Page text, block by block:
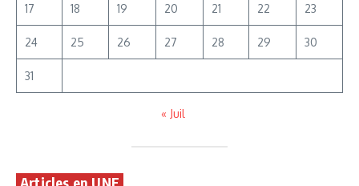
17 18 19 20 21 22 23
24 25 26 27 28 29 30
31
« Juil
Articles en UNE